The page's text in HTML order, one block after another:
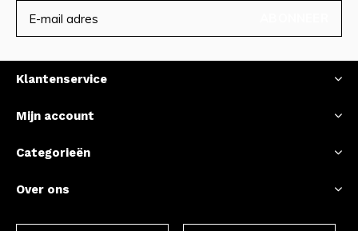
Klantenservice
Mijn account
Categorieën
Over ons